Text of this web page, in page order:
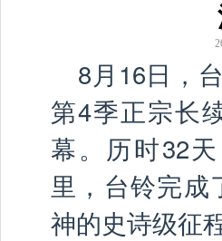
8月16日，
第4季正宗长
幕。历时32
里，台铃完成
神的史诗级征程